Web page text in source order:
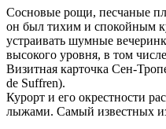
Сосновые рощи, песчаные
он был тихим и спокойным
устраивать шумные
высокого уровня, в том
Визитная карточка Сен-
de Suffren).
Курорт и его окрестности
лыжами. Самый известных